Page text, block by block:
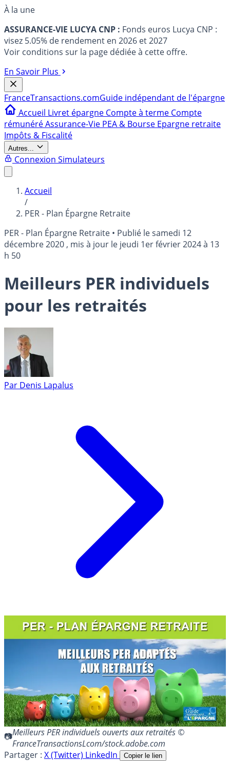
À la une
ASSURANCE-VIE LUCYA CNP : Fonds euros Lucya CNP :
visez 5.05% de rendement en 2026 et 2027
Voir conditions sur la page dédiée à cette offre.
En Savoir Plus
FranceTransactions.comGuide indépendant de l'épargne
Accueil Livret épargne Compte à terme Compte
rémunéréAssurance-Vie PEA & Bourse Epargne retraite
Impôts & Fiscalité
Autres...
Connexion Simulateurs
Accueil
/
PER - Plan Épargne Retraite
PER - Plan Épargne Retraite • Publié lesamedi 12
décembre 2020 , mis à jour le jeudi 1er février 2024 à 13
h 50
Meilleurs PER individuels
pour les retraités
Par Denis Lapalus
Meilleurs PER individuels ouverts aux retraités ©
FranceTransactionsLcom/stock.adobe.com
Partager : X (Twitter) LinkedIn Copier le lien